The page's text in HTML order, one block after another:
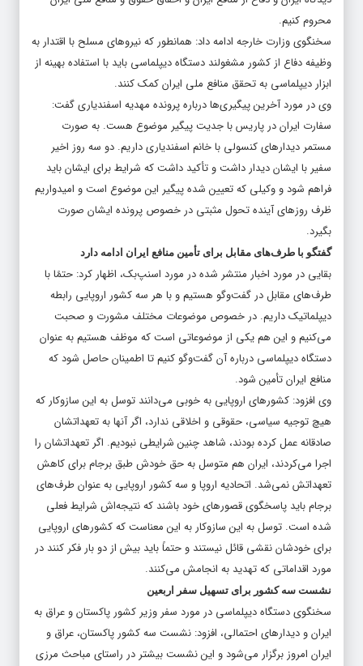
محروم کنیم.
سخنگوی وزارت خارجه ادامه داد: همانطور که نیروهای مسلح با اقتدار به
وظیفه دفاع از کشور مشغولند دستگاه دیپلماسی باید با استفاده بهینه از
ابزار دیپلماسی به تحقق منافع ملی ایران کمک کنند.
وی در مورد آخرین پیگیری‌ها درباره پرونده مهدیه اسفندیاری گفت:
سفارت ایران در پاریس با جدیت پیگیر موضوع هست. به صورت
مستمر دیدارهای کنسولی با خانم اسفندیاری داریم. دو سه روز اخیر
سفیر با ایشان دیدار داشت و تأکید داشت که شرایط برای ایشان باید
فراهم شود و وکیلی که تعیین شده پیگیر این موضوع است و امیدواریم
ظرف روزهای آینده تحول مثبتی در خصوص پرونده ایشان صورت
بگیرد.
گفتگو با طرف‌های مقابل برای تأمین منافع ایران ادامه دارد
بقایی در مورد اخبار منتشر شده در مورد اسنپ‌بک، اظهار کرد: حتمًا با
طرف‌های مقابل در گفت‌وگو هستیم و با هر سه کشور اروپایی رابطه
دیپلماتیک داریم. در خصوص موضوعات مختلف مشورت و صحبت
می‌کنیم و این هم یکی از موضوعاتی است که موظف هستیم به عنوان
دستگاه دیپلماسی درباره آن گفت‌وگو کنیم تا اطمینان حاصل شود که
منافع ایران تأمین شود.
وی افزود: کشورهای اروپایی به خوبی می‌دانند توسل به این سازوکار که
هیچ توجیه سیاسی، حقوقی و اخلاقی ندارد، اگر آنها به تعهداتشان
صادقانه عمل کرده بودند، شاهد چنین شرایطی نبودیم. اگر تعهداتشان را
اجرا می‌کردند، ایران هم متوسل به حق خودش طبق برجام برای کاهش
تعهداتش نمی‌شد. اتحادیه اروپا و سه کشور اروپایی به عنوان طرف‌های
برجام باید پاسخگوی قصورهای خود باشند که نتیجه‌اش شرایط فعلی
شده است. توسل به این سازوکار به این معناست که کشورهای اروپایی
برای خودشان نقشی قائل نیستند و حتماً باید بیش از دو بار فکر کنند در
مورد اقداماتی که تهدید به انجامش می‌کنند.
نشست سه کشور برای تسهیل سفر اربعین
سخنگوی دستگاه دیپلماسی در مورد سفر وزیر کشور پاکستان و عراق به
ایران و دیدارهای احتمالی، افزود: نشست سه کشور پاکستان، عراق و
ایران امروز برگزار می‌شود و این نشست بیشتر در راستای مباحث مرزی